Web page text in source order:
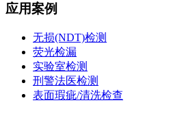
应用案例
无损(NDT)检测
荧光检漏
实验室检测
刑警法医检测
表面瑕疵/清洗检查